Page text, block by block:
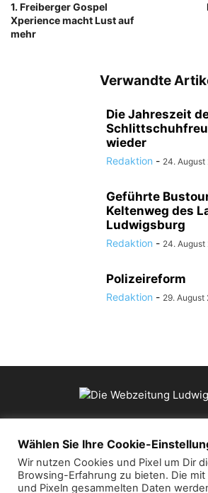
1. Freiberger Gospel
Xperience macht Lust auf
mehr
Verwandte
Die Jahreszeit
wieder
Redaktion - 24. August
Geführte
Keltenweg des
Ludwigsburg
Redaktion - 24. August
Polizeireform
Redaktion - 29. August
ÜBER UNS
Kontaktieren Sie uns:mail@die-
Wählen Sie Ihre Cookie-
Wir nutzen Cookies und Pixel um Dir
Browsing-Erfahrung zu bieten. Die
und Pixeln gesammelten Daten